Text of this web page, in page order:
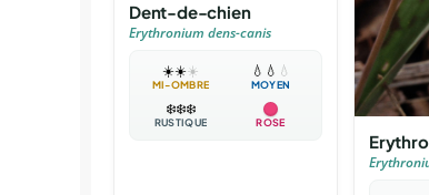
Dent-de-chien
Erythronium dens-canis
☀️☀️☀️
MI-OMBRE
💧 💧 💧
MOYEN
❄️❄️❄️
RUSTIQUE ROSE